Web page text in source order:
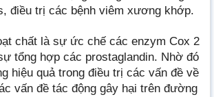
điều trị các bệnh viêm xương khớp.
chất là sự ức chế các enzym Cox 2
tổng hợp các prostaglandin. Nhờ đó
hiệu quả trong điều trị các vấn đề về
vấn đề tác động gây hại trên đường